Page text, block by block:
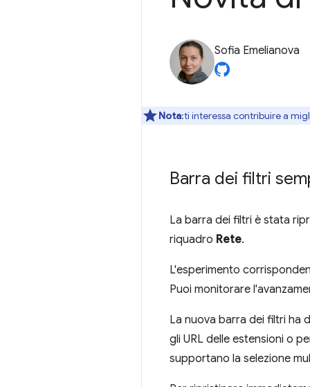
Sofia Emelianova
Nota:ti interessa contribuire a
Barra dei filtri
La barra dei filtri è stata
riquadro Rete.
L'esperimento
Puoi monitorare
La nuova barra dei filtri ha
gli URL delle estensioni o
supportano la selezione